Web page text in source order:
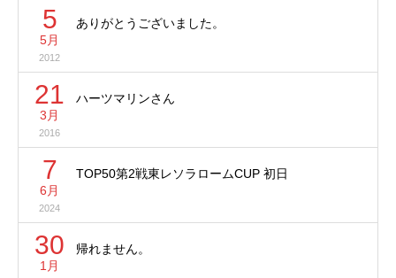
5
5月
2012
ありがとうございました。
21
3月
2016
ハーツマリンさん
7
6月
2024
TOP50第2戦東レソラロームCUP 初日
30
1月
帰れません。